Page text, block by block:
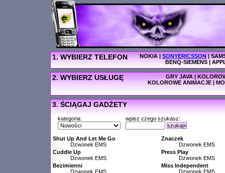
1. WYBIERZ TELEFON NOKIA|SONYERICSSON|
BENQ-SIEMENS|
2. WYBIERZ USŁUGĘ GRY JAVA |
KOLOROWE ANIMACJE |
3. ŚCIĄGAJ GADŻETY
kategoria:
wpisz czego szukasz:
szukaj»
Shut Up And Let Me Go
Dzwonek EMS
Znaczek
Dzwonek EMS
Cuddle Up
Dzwonek EMS
Press Play
Dzwonek EMS
Bezimienni
Dzwonek EMS
Miss Independent
Dzwonek EMS